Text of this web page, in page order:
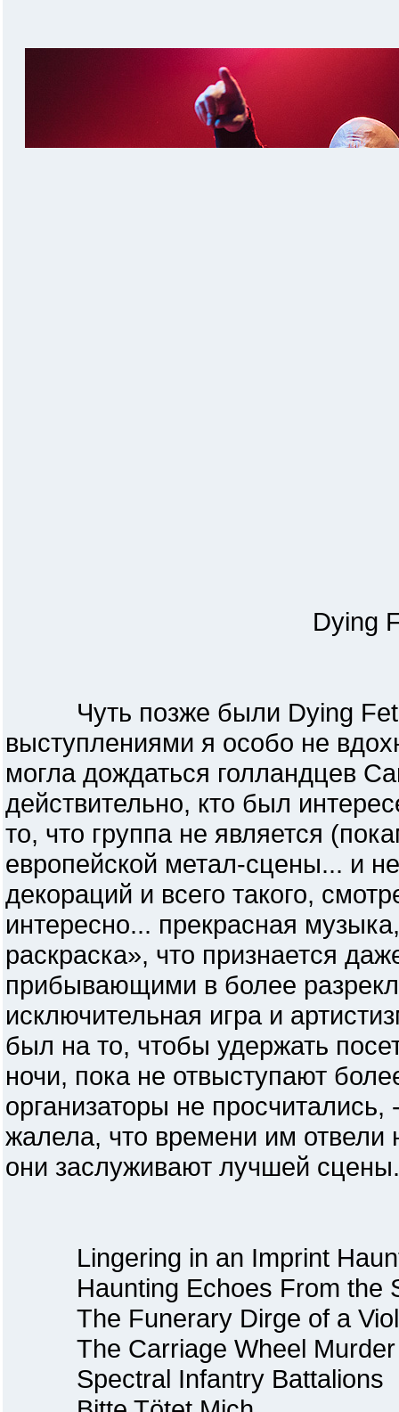
Dying
Чуть позже были Dying
выступлениями я особо не
могла дождаться голландцев
действительно, кто был
то, что группа не является
европейской метал-сцены... и
декораций и всего такого,
интересно... прекрасная
раскраска», что признается
прибывающими в более
исключительная игра и
был на то, чтобы удержать
ночи, пока не отвыступают
организаторы не
жалела, что времени им отвели
они заслуживают лучшей
Lingering in an Imprint
Haunting Echoes From the
The Funerary Dirge of a
The Carriage Wheel Murder
Spectral Infantry Battalions